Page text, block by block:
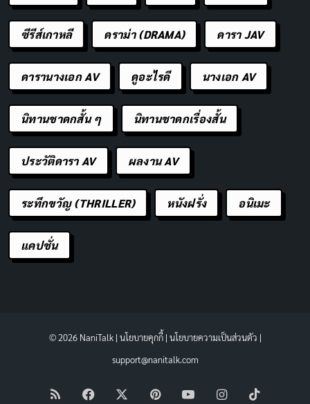
ซีรีส์เกาหลี ดราม่า (DRAMA) ดารา JAV
ดารานางเอก AV ดูอะไรดี นางเอก AV
นิทานชาดกสั้น ๆ นิทานชาดกเรื่องสั้น
ประวัติดารา AV ผลงาน AV
ระทึกขวัญ (THRILLER) หนังฝรั่ง อนิเมะ
แคปชั่น
© 2026 NaniTalk | นโยบายคุกกี้| นโยบายความเป็นส่วนตัว |
support@nanitalk.com
RSS Facebook PinterestYouTubeInstagram